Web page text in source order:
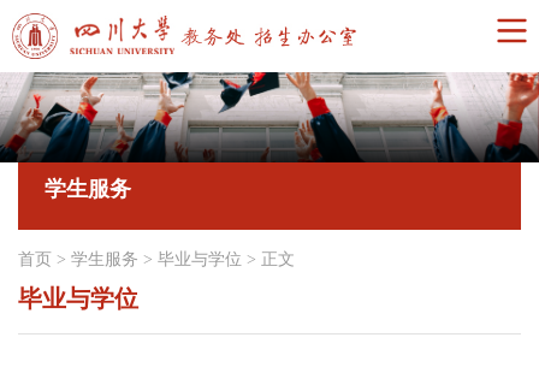
学生服务
首页 > 学生服务 > 毕业与学位 > 正文
毕业与学位